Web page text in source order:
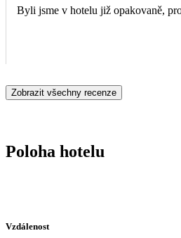
Byli jsme v hotelu již opakovaně,
Zobrazit všechny recenze
Poloha hotelu
Vzdálenost